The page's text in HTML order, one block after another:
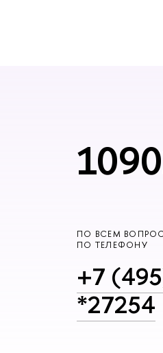
ПО ВСЕМ
ПО ТЕЛЕФОНУ
+7
*27254